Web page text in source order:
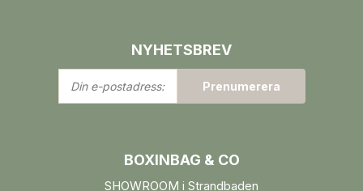
NYHETSBREV
Din
e-
Prenumerera
BOXINBAG & CO
SHOWROOM i Strandbaden